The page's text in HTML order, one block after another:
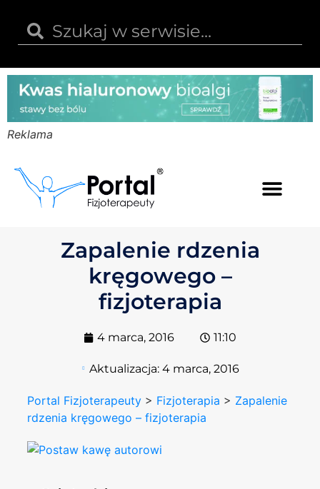
Reklama
Zapalenie rdzenia
kręgowego –
fizjoterapia
4 marca, 2016 11:10
Aktualizacja: 4 marca, 2016
Portal Fizjoterapeuty > Fizjoterapia > Zapalenie
rdzenia kręgowego – fizjoterapia